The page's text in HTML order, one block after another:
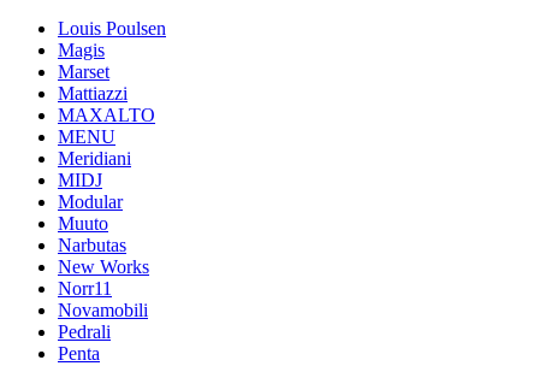
Louis Poulsen
Magis
Marset
Mattiazzi
MAXALTO
MENU
Meridiani
MIDJ
Modular
Muuto
Narbutas
New Works
Norr11
Novamobili
Pedrali
Penta